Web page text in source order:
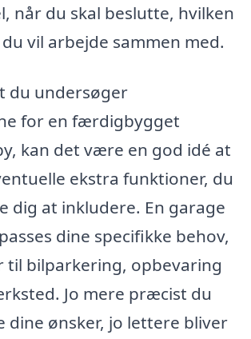
når du skal beslutte, hvilken
vil arbejde sammen med.
du undersøger
for en færdigbygget
kan det være en god idé at
ekstra funktioner, du
dig at inkludere. En garage
dine specifikke behov,
til bilparkering, opbevaring
Jo mere præcist du
dine ønsker, jo lettere bliver